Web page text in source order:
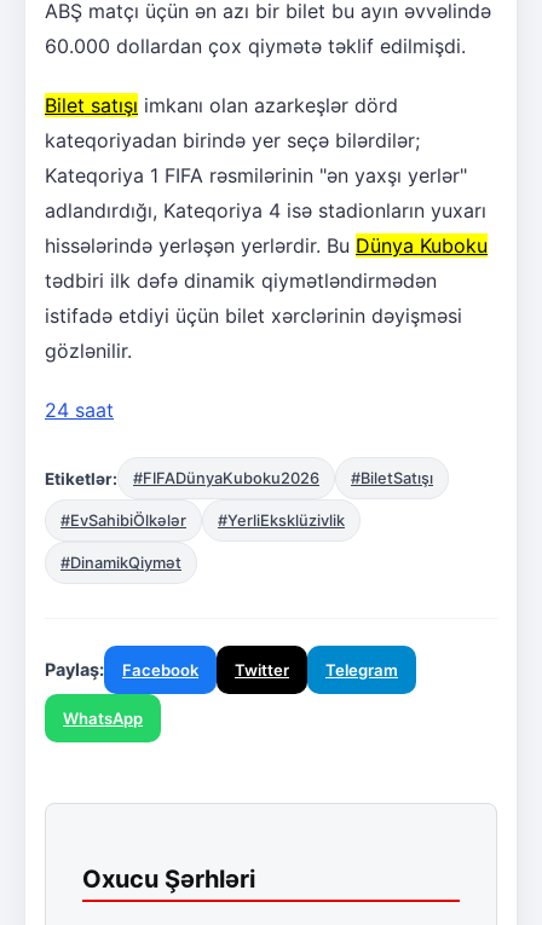
ABŞ matçı üçün ən azı bir bilet bu ayın əvvəlində
60.000 dollardan çox qiymətə təklif edilmişdi.
Bilet satışı imkanı olan azarkeşlər dörd
kateqoriyadan birində yer seçə bilərdilər;
Kateqoriya 1 FIFA rəsmilərinin "ən yaxşı yerlər"
adlandırdığı, Kateqoriya 4 isə stadionların yuxarı
hissələrində yerləşən yerlərdir. Bu Dünya Kuboku
tədbiri ilk dəfə dinamik qiymətləndirmədən
istifadə etdiyi üçün bilet xərclərinin dəyişməsi
gözlənilir.
24 saat
Etiketlər: #FIFADünyaKuboku2026 #BiletSatışı
#EvSahibiÖlkələr #YerliEksklüzivlik
#DinamikQiymət
Paylaş: Facebook Twitter Telegram
WhatsApp
Oxucu Şərhləri